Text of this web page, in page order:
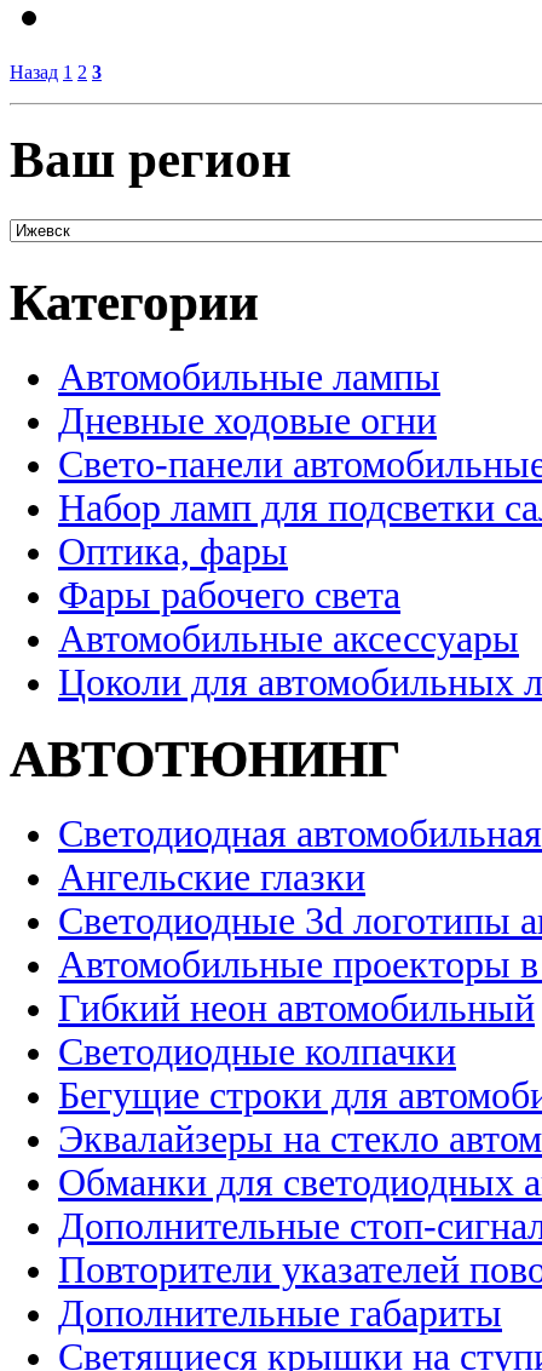
Назад 1 2 3
Ваш регион
Категории
Автомобильные лампы
Дневные ходовые огни
Свето-панели
Набор ламп для подсветки
Оптика, фары
Фары рабочего света
Автомобильные аксессуары
Цоколи для автомобильных
АВТОТЮНИНГ
Светодиодная
Ангельские глазки
Светодиодные 3d логотипы
Автомобильные проекторы
Гибкий неон автомобильный
Светодиодные колпачки
Бегущие строки для
Эквалайзеры на стекло
Обманки для светодиодных
Дополнительные стоп-
Повторители указателей
Дополнительные габариты
Светящиеся крышки на